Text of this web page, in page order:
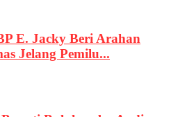
E. Jacky Beri Arahan
Jelang Pemilu...